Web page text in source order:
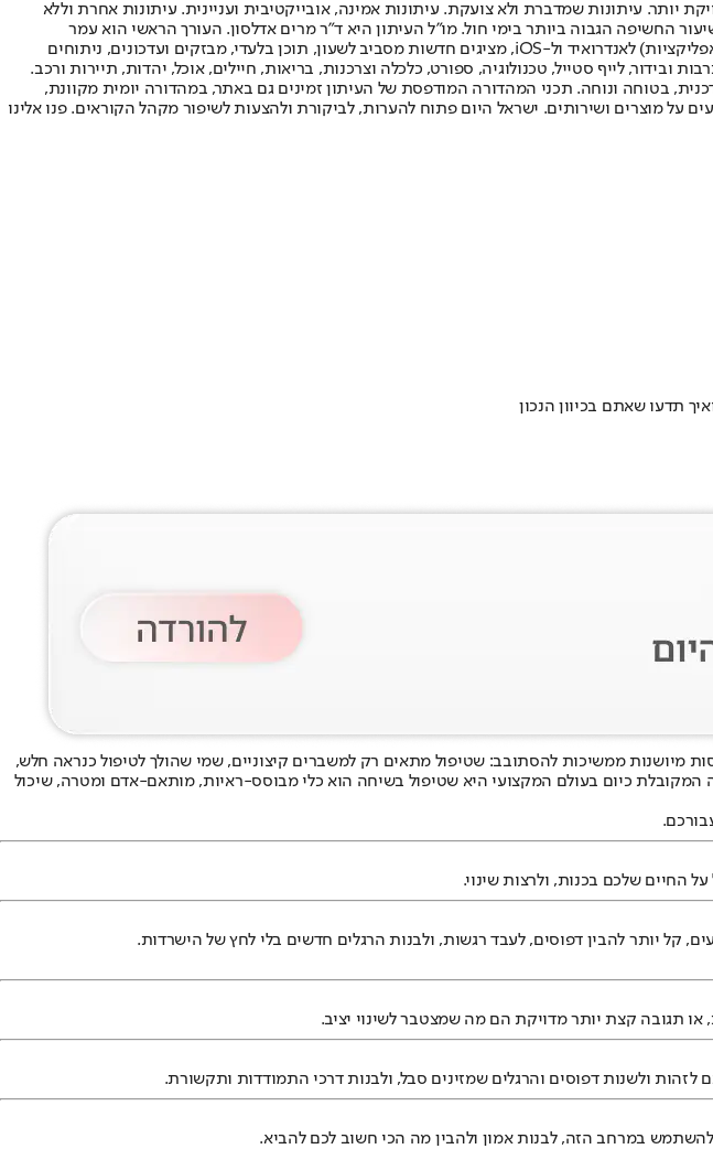
יותר. עיתונות שמדברת ולא צועקת. עיתונות אמינה, אובייקטיבית ועניינית. עיתונות אחרת וללא
2010 הפך "ישראל היום" לעיתון הישראלי בעל שיעור החשיפה הגבוה ביותר בימי חול. מו"ל העיתון היא ד"ר מרים אדלסון. העורך הראשי הוא עמר
לחמנוביץ, והעורך המייסד הוא עמוס רגב. אתרי האינטרנט של "ישראל היום" בעברית ובאנגלית, כמו כן היישומונים (אפליקציות) לאנדרואיד ול-iOS, מציגים חדשות מסביב לשעון, תוכן בלעדי, מבזקים ועדכונים, ניתוחים
ובידור, לייף סטייל, טכנולוגיה, ספורט, כלכלה וצרכנות, בריאות, חיילים, אוכל, יהדות, תיירות ורכב.
בטוחה ונוחה. תכני המהדורה המודפסת של העיתון זמינים גם באתר, במהדורה יומית מקוונת,
על מוצרים ושירותים. ישראל היום פתוח להערות, לביקורת ולהצעות לשיפור מקהל הקוראים. פנו אלינו
תדעו שאתם בכיוון הנכון
מיושנות ממשיכות להסתובב: שטיפול מתאים רק למשברים קיצוניים, שמי שהולך לטיפול כנראה חלש,
כיום בעולם המקצועי היא שטיפול בשיחה הוא כלי מבוסס-ראיות, מותאם-אדם ומטרה, שיכול
החיים שלכם בכנות, ולרצות שינוי.
קל יותר להבין דפוסים, לעבד רגשות, ולבנות הרגלים חדשים בלי לחץ של הישרדות.
תגובה קצת יותר מדויקת הם מה שמצטבר לשינוי יציב.
ולשנות דפוסים והרגלים שמזינים סבל, ולבנות דרכי התמודדות ותקשורת.
במרחב הזה, לבנות אמון ולהבין מה הכי חשוב לכם להביא.